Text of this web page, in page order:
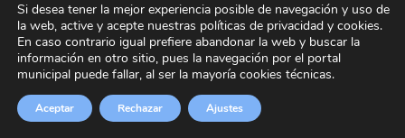
Si desea tener la mejor experiencia posible de navegación y uso de
la web, active y acepte nuestras políticas de privacidad y cookies.
En caso contrario igual prefiere abandonar la web y buscar la
información en otro sitio, pues la navegación por el portal
municipal puede fallar, al ser la mayoría cookies técnicas.
Aceptar Rechazar Ajustes